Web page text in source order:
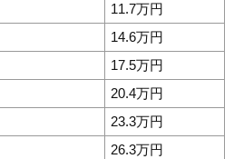
11.7万円
14.6万円
17.5万円
20.4万円
23.3万円
26.3万円